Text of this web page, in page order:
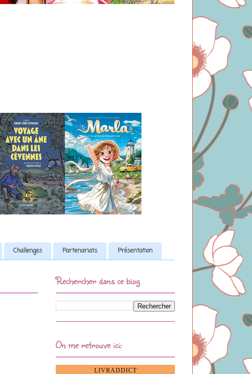
Challenges Partenariats Présentation
Rechercher dans ce blog
On me retrouve ici:
LIVRADDICT